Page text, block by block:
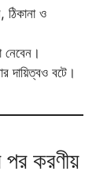
ও
দায়িত্বও বটে।
পর করণীয়